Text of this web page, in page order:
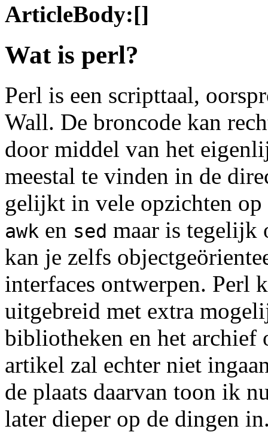
ArticleBody:[]
Wat is perl?
Perl is een scripttaal,
Wall. De broncode kan
door middel van het
meestal te vinden in de
gelijkt in vele opzichten
awk en sed maar is tegelijk
kan je zelfs
interfaces ontwerpen. Perl
uitgebreid met extra
bibliotheken en het archief
artikel zal echter niet
de plaats daarvan toon ik
later dieper op de dingen